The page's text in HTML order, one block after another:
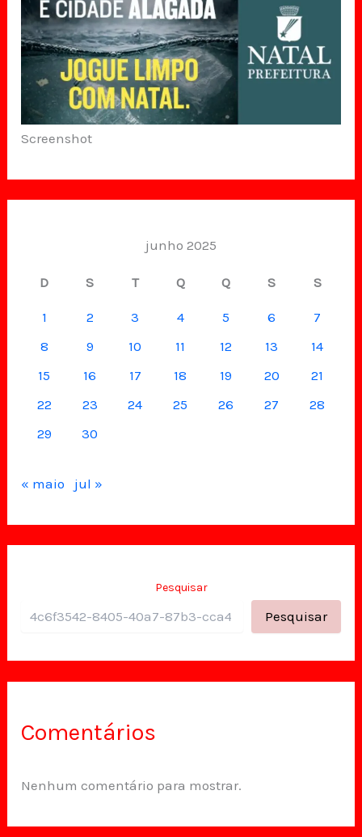
Screenshot
junho 2025
D S T Q Q S S
1 2 3 4 5 6
7
8
9 10 11 12 13
14
15
16 17 18 19 20
21
22
23 24 25 26 27
28
29
30
« maio jul »
Pesquisar
Pesquisar
Comentários
Nenhum comentário para mostrar.